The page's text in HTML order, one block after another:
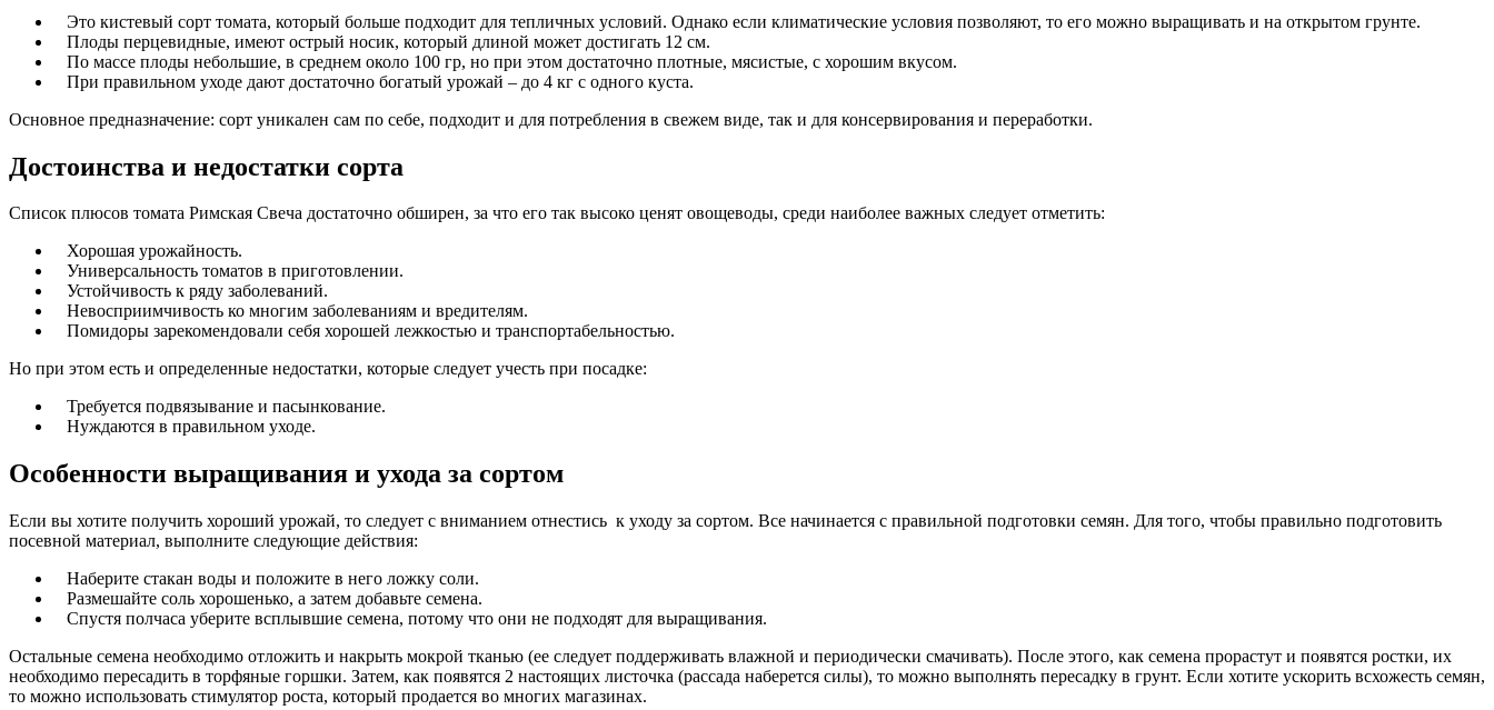
Это кистевый сорт томата, который больше подходит для тепличных условий. Однако если климатические условия позволяют, то его можно выращивать и на открытом грунте.
Плоды перцевидные, имеют острый носик, который длиной может достигать 12 см.
По массе плоды небольшие, в среднем около 100 гр, но при этом достаточно плотные, мясистые, с хорошим вкусом.
При правильном уходе дают достаточно богатый урожай – до 4 кг с одного куста.
Основное предназначение: сорт уникален сам по себе, подходит и для потребления в свежем виде, так и для консервирования и переработки.
Достоинства и недостатки сорта
Список плюсов томата Римская Свеча достаточно обширен, за что его так высоко ценят овощеводы, среди наиболее важных следует отметить:
Хорошая урожайность.
Универсальность томатов в приготовлении.
Устойчивость к ряду заболеваний.
Невосприимчивость ко многим заболеваниям и вредителям.
Помидоры зарекомендовали себя хорошей лежкостью и транспортабельностью.
Но при этом есть и определенные недостатки, которые следует учесть при посадке:
Требуется подвязывание и пасынкование.
Нуждаются в правильном уходе.
Особенности выращивания и ухода за сортом
Если вы хотите получить хороший урожай, то следует с вниманием отнестись к уходу за сортом. Все начинается с правильной подготовки семян. Для того, чтобы правильно подготовить
посевной материал, выполните следующие действия:
Наберите стакан воды и положите в него ложку соли.
Размешайте соль хорошенько, а затем добавьте семена.
Спустя полчаса уберите всплывшие семена, потому что они не подходят для выращивания.
Остальные семена необходимо отложить и накрыть мокрой тканью (ее следует поддерживать влажной и периодически смачивать). После этого, как семена прорастут и появятся ростки, их
необходимо пересадить в торфяные горшки. Затем, как появятся 2 настоящих листочка (рассада наберется силы), то можно выполнять пересадку в грунт. Если хотите ускорить всхожесть семян,
то можно использовать стимулятор роста, который продается во многих магазинах.